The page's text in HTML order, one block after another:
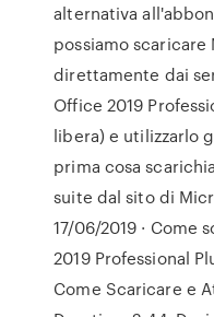
alternativa
possiamo
direttamente dai
Office 2019
libera) e utilizzarlo
prima cosa
suite dal sito di
17/06/2019 · Come
2019 Professional
Come Scaricare e